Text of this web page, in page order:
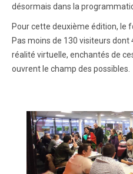
désormais dans la
Pour cette deuxième édition, le
Pas moins de 130 visiteurs dont
réalité virtuelle, enchantés de
ouvrent le champ des possibles.